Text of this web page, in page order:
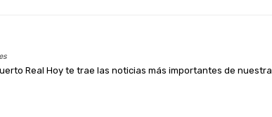
Real Hoy te trae las noticias más importantes de nuestra